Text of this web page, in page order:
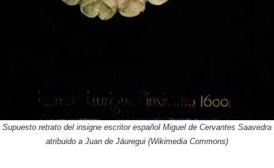
Supuesto retrato del insigne escritor español Miguel de Cervantes Saavedra
atribuido a Juan de Jáuregui (Wikimedia Commons)